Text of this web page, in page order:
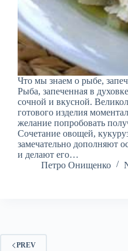
Что мы знаем о рыбе,
Рыба, запеченная в
сочной и вкусной.
готового изделия
желание попробовать
Сочетание овощей,
замечательно дополняют
и делают его…
Петро Онищенко
PREV